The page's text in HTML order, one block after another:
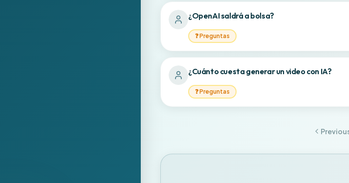
¿OpenAI saldrá a bolsa?
❓Preguntas
¿Cuánto cuesta generar un video con IA?
❓Preguntas